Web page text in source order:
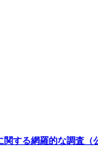
する網羅的な調査（